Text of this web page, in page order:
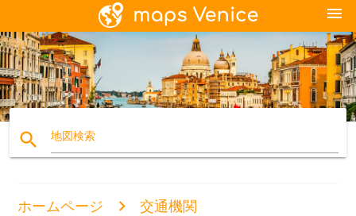
menu
search 地図検索
ホームページ 交通機関